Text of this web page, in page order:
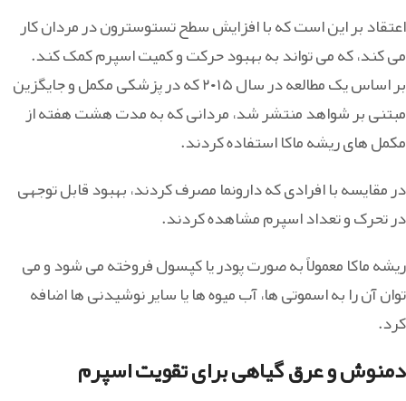
اعتقاد بر این است که با افزایش سطح تستوسترون در مردان کار
می کند، که می تواند به بهبود حرکت و کمیت اسپرم کمک کند.
بر اساس یک مطالعه در سال ۲۰۱۵ که در پزشکی مکمل و جایگزین
مبتنی بر شواهد منتشر شد، مردانی که به مدت هشت هفته از
مکمل های ریشه ماکا استفاده کردند.
در مقایسه با افرادی که دارونما مصرف کردند، بهبود قابل توجهی
در تحرک و تعداد اسپرم مشاهده کردند.
ریشه ماکا معمولاً به صورت پودر یا کپسول فروخته می شود و می
توان آن را به اسموتی ها، آب میوه ها یا سایر نوشیدنی ها اضافه
کرد.
دمنوش و عرق گیاهی برای تقویت اسپرم